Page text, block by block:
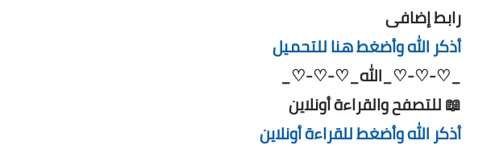
رابط إضافى
أذكر الله وأضغط هنا للتحميل
_♡-♡-♡_الله_♡-♡-♡_
📖 للتصفح والقراءة أونلاين
أذكر الله وأضغط للقراءة أونلاين